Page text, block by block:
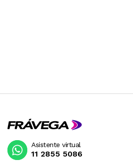
Asistente virtual
11 2855 5086